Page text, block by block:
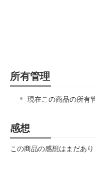
所有管理
現在この商品の所有
感想
この商品の感想はまだあり